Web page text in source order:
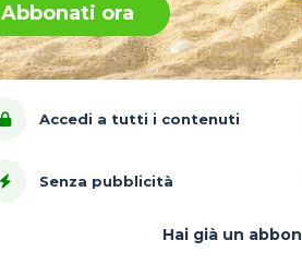
Abbonati ora
Accedi a tutti i contenuti
Senza pubblicità
Hai già un